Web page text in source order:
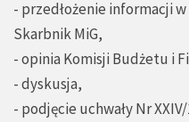
- przedłożenie informacji
Skarbnik MiG,
- opinia Komisji Budżetu i
- dyskusja,
- podjęcie uchwały Nr